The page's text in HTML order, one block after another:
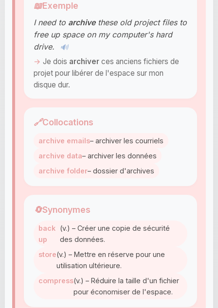
📖Exemple
I need to archivethese old project files to
free up space on my computer's hard
drive.
🔊
Je dois archiver ces anciens fichiers de
projet pour libérer de l'espace sur mon
disque dur.
🔗Collocations
archive emails– archiver les courriels
archive data– archiver les données
archive folder– dossier d'archives
🔄Synonymes
back
up
(v.) – Créer une copie de sécurité
des données.
store(v.) – Mettre en réserve pour une
utilisation ultérieure.
compress(v.) – Réduire la taille d'un fichier
pour économiser de l'espace.